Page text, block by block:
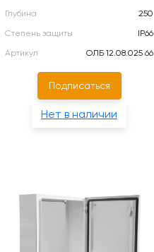
Глубина
250
Степень защиты
IP66
Артикул
ОЛБ 12.08.025 66
Подписаться
Нет в наличии